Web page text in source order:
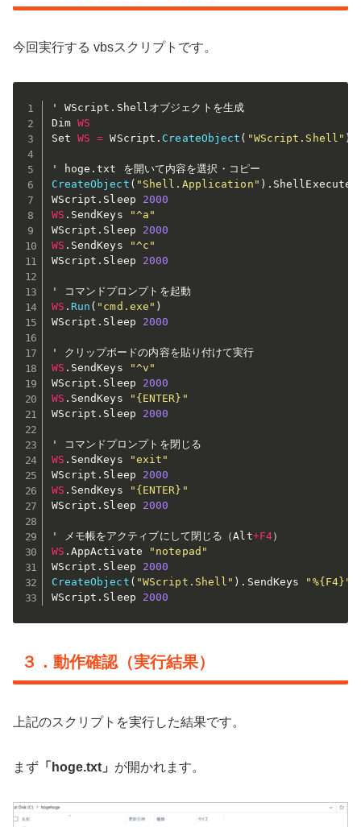
今回実行する vbsスクリプトです。
' WScript . Shellオブジェクトを生成
Dim WS
Set WS = WScript . CreateObject ( "WScript.Shell" )
' hoge .
CreateObject ( "Shell.Application" ) . ShellExecute
WScript . Sleep 2000
WS . SendKeys
"^a"
WScript . Sleep 2000
WS . SendKeys
"^c"
WScript . Sleep 2000
WS . Run ( "cmd.exe" )
WScript . Sleep 2000
WS . SendKeys
"^v"
WScript . Sleep 2000
WS . SendKeys
"{ENTER}"
WScript . Sleep 2000
WS . SendKeys
"exit"
WScript . Sleep 2000
WS . SendKeys
"{ENTER}"
WScript . Sleep 2000
' メモ帳をアクティブにして閉じる（Alt+F4
WS . AppActivate
"notepad"
WScript . Sleep 2000
CreateObject ( "WScript.Shell" ) . SendKeys
"%{F4}"
WScript . Sleep 2000
３．動作確認（実行結果）
上記のスクリプトを実行した結果です。
まず 「hoge.txt」 が開かれます。